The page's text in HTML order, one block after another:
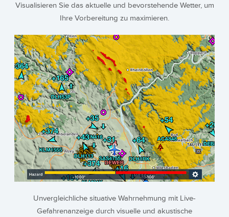
Visualisieren Sie das aktuelle und bevorstehende Wetter, um
Ihre Vorbereitung zu maximieren.
Unvergleichliche situative Wahrnehmung mit Live-
Gefahrenanzeige durch visuelle und akustische